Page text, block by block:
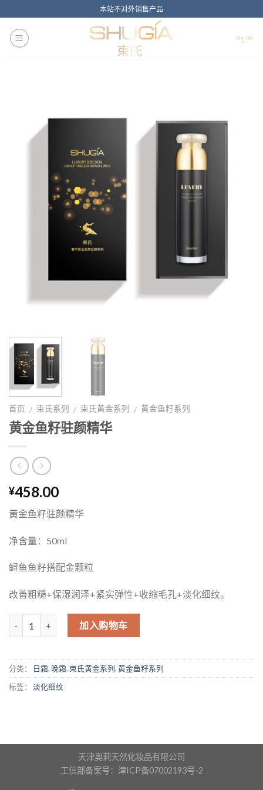
content
本站不对外销售产品
首页 / 束氏系列 / 束氏黄金系列 / 黄金鱼籽系列
黄金鱼籽驻颜精华
¥458.00
黄金鱼籽驻颜精华
净含量：50ml
鲟鱼鱼籽搭配金颗粒
改善粗糙+保湿润泽+紧实弹性+收缩毛孔+淡化细纹。
加入购物车
分类： 日霜, 晚霜, 束氏黄金系列,黄金鱼籽系列
标签： 淡化细纹
天津奥莉天然化妆品有限公司
工信部备案号：津ICP备07002193号-2